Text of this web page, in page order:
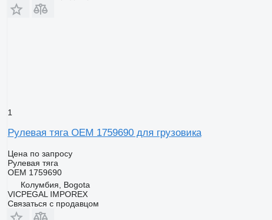
1
Рулевая тяга OEM 1759690 для грузовика
Цена по запросу
Рулевая тяга
OEM 1759690
Колумбия, Bogota
VICPEGAL IMPOREX
Связаться с продавцом